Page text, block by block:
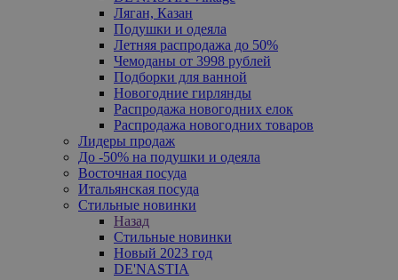
Ляган, Казан
Подушки и одеяла
Летняя распродажа до 50%
Чемоданы от 3998 рублей
Подборки для ванной
Новогодние гирлянды
Распродажа новогодних елок
Распродажа новогодних товаров
Лидеры продаж
До -50% на подушки и одеяла
Восточная посуда
Итальянская посуда
Стильные новинки
Назад
Стильные новинки
Новый 2023 год
DE'NASTIA